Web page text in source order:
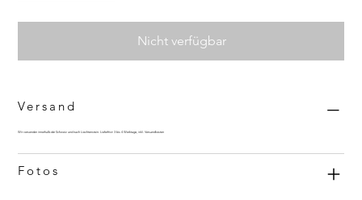
Nicht verfügbar
Versand
Wir versenden innerhalb der Schweiz und nach Liechtenstein. Lieferfrist: 3 bis 4 Werktage, inkl. Versandkosten
Fotos